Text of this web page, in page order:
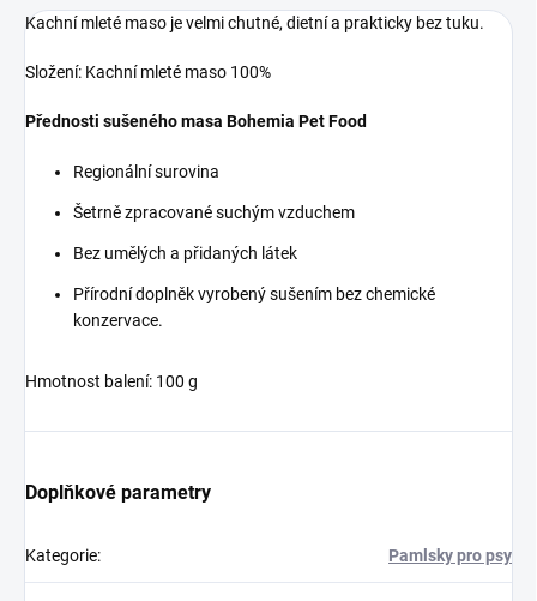
Kachní mleté maso je velmi chutné, dietní a prakticky bez tuku.
Složení: Kachní mleté maso 100%
Přednosti sušeného masa Bohemia Pet Food
Regionální surovina
Šetrně zpracované suchým vzduchem
Bez umělých a přidaných látek
Přírodní doplněk vyrobený sušením bez chemické
konzervace.
Hmotnost balení: 100 g
Doplňkové parametry
Kategorie: Pamlsky pro psy